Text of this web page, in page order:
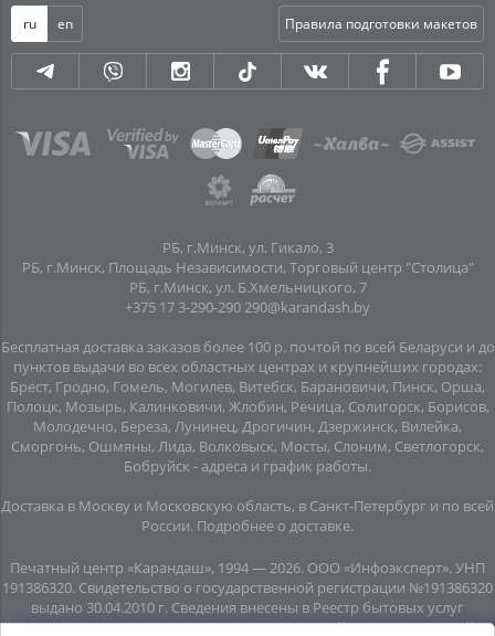
ru en Правила подготовки макетов
РБ, г.Минск, ул. Гикало, 3
РБ, г.Минск, Площадь Независимости, Торговый центр "Столица"
РБ, г.Минск, ул. Б.Хмельницкого, 7
+375 17 3-290-290 290@karandash.by
Бесплатная доставка заказов более 100 р. почтой по всей Беларуси и до
пунктов выдачи во всех областных центрах и крупнейших городах:
Брест, Гродно, Гомель, Могилев, Витебск, Барановичи, Пинск, Орша,
Полоцк, Мозырь, Калинковичи, Жлобин, Речица, Солигорск, Борисов,
Молодечно, Береза, Лунинец, Дрогичин, Дзержинск, Вилейка,
Сморгонь, Ошмяны, Лида, Волковыск, Мосты, Слоним, Светлогорск,
Бобруйск - адреса и график работы.
Доставка в Москву и Московскую область, в Санкт-Петербург и по всей
Росcии. Подробнее о доставке.
Печатный центр «Карандаш», 1994 — 2026. ООО «Инфоэксперт». УНП
191386320. Свидетельство о государственной регистрации №191386320
выдано 30.04.2010 г. Сведения внесены в Реестр бытовых услуг
08.06.2015г. (свидетельство №20445). Почтовый адрес: подземный